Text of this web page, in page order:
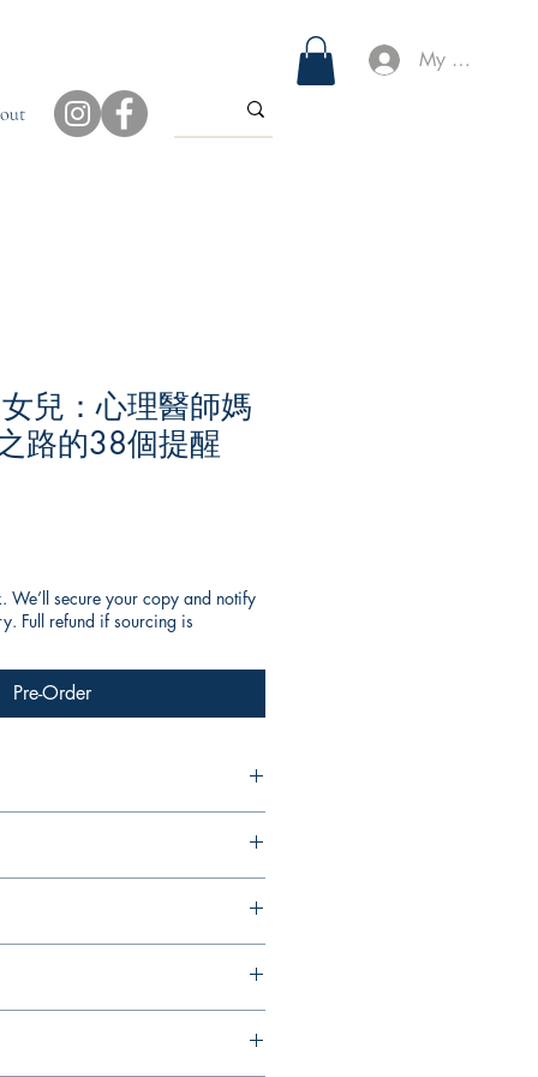
My Account
兒：心理醫師媽
路的38個提醒
We’ll secure your copy and notify
Full refund if sourcing is
Pre-Order